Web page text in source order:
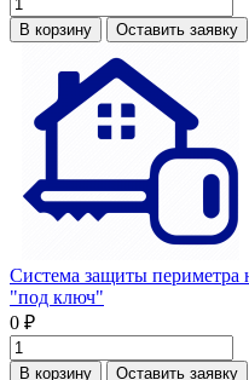
В корзину Оставить заявку
Система защиты периметра
"под ключ"
0 ₽
В корзину Оставить заявку